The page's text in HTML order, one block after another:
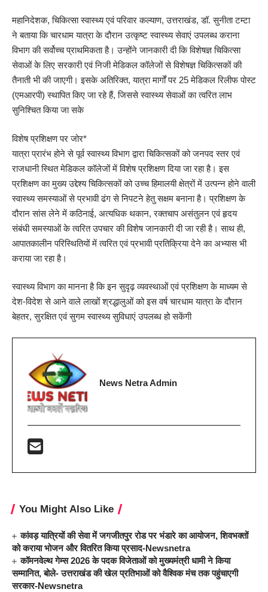
महानिदेशक, चिकित्सा स्वास्थ्य एवं परिवार कल्याण, उत्तराखंड, डॉ. सुनीता टम्टा
ने बताया कि चारधाम यात्रा के दौरान उत्कृष्ट स्वास्थ्य सेवाएं उपलब्ध कराना
विभाग की सर्वोच्च प्राथमिकता है। उन्होंने जानकारी दी कि विशेषज्ञ चिकित्सा
सेवाओं के लिए सरकारी एवं निजी मेडिकल कॉलेजों से विशेषज्ञ चिकित्सकों की
तैनाती भी की जाएगी। इसके अतिरिक्त, यात्रा मार्गों पर 25 मेडिकल रिलीफ पोस्ट
(एमआरपी) स्थापित किए जा रहे हैं, जिससे स्वास्थ्य सेवाओं का त्वरित लाभ
सुनिश्चित किया जा सके
विशेष प्रशिक्षण पर जोर*
यात्रा प्रारंभ होने से पूर्व स्वास्थ्य विभाग द्वारा चिकित्सकों को जनपद स्तर एवं
राजधानी स्थित मेडिकल कॉलेजों में विशेष प्रशिक्षण दिया जा रहा है। इस
प्रशिक्षण का मुख्य उद्देश्य चिकित्सकों को उच्च हिमालयी क्षेत्रों में उत्पन्न होने वाली
स्वास्थ्य समस्याओं से प्रभावी ढंग से निपटने हेतु सक्षम बनाना है। प्रशिक्षण के
दौरान सांस लेने में कठिनाई, अत्यधिक थकान, रक्तचाप असंतुलन एवं हृदय
संबंधी समस्याओं के त्वरित उपचार की विशेष जानकारी दी जा रही है। साथ ही,
आपातकालीन परिस्थितियों में त्वरित एवं प्रभावी प्रतिक्रिया देने का अभ्यास भी
कराया जा रहा है।
स्वास्थ्य विभाग का मानना है कि इन सुदृढ़ व्यवस्थाओं एवं प्रशिक्षण के माध्यम से
देश-विदेश से आने वाले लाखों श्रद्धालुओं को इस वर्ष चारधाम यात्रा के दौरान
बेहतर, सुरक्षित एवं सुगम स्वास्थ्य सुविधाएं उपलब्ध हो सकेंगी
News Netra Admin
You Might Also Like
कांवड़ यात्रियों की सेवा में जगजीतपुर रोड पर भंडारे का आयोजन, शिवभक्तों
को कराया भोजन और वितरित किया प्रसाद-Newsnetra
कॉमनवेल्थ गेम्स 2026 के पदक विजेताओं को मुख्यमंत्री धामी ने किया
सम्मानित, बोले- उत्तराखंड की खेल प्रतिभाओं को वैश्विक मंच तक पहुंचाएगी
सरकार-Newsnetra